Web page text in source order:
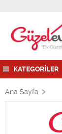
KATEGORİLER
Ana Sayfa